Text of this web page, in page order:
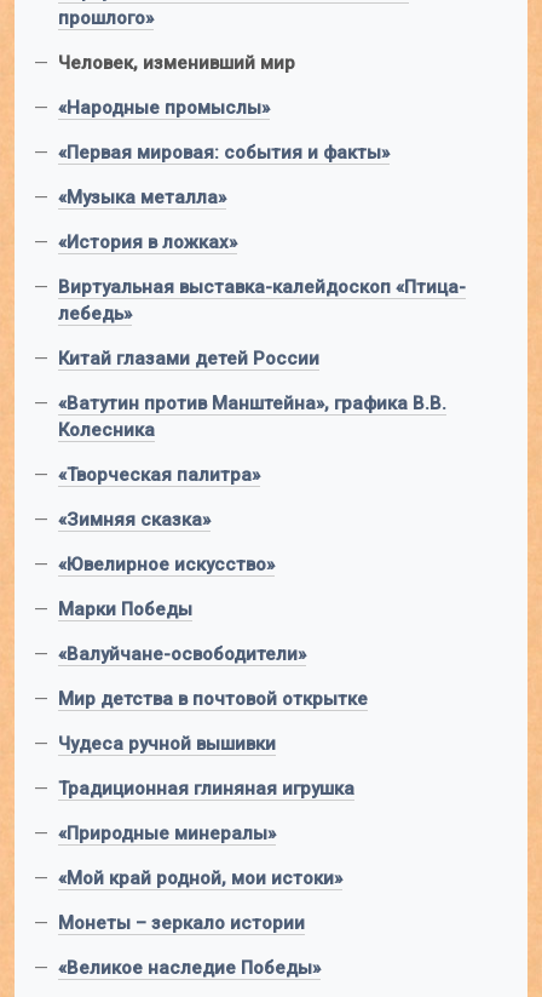
прошлого»
— Человек, изменивший мир
— «Народные промыслы»
— «Первая мировая: события и факты»
— «Музыка металла»
— «История в ложках»
— Виртуальная выставка-калейдоскоп «Птица-
лебедь»
— Китай глазами детей России
— «Ватутин против Манштейна», графика В.В.
Колесника
— «Творческая палитра»
— «Зимняя сказка»
— «Ювелирное искусство»
— Марки Победы
— «Валуйчане-освободители»
— Мир детства в почтовой открытке
— Чудеса ручной вышивки
— Традиционная глиняная игрушка
— «Природные минералы»
— «Мой край родной, мои истоки»
— Монеты – зеркало истории
— «Великое наследие Победы»